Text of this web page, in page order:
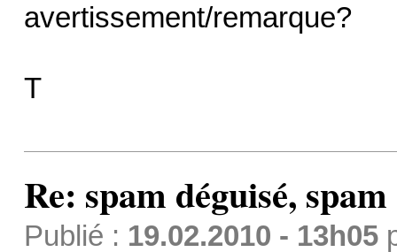
avertissement/remarque?
T
Re: spam déguisé,
Publié : 19.02.2010 - 13h05